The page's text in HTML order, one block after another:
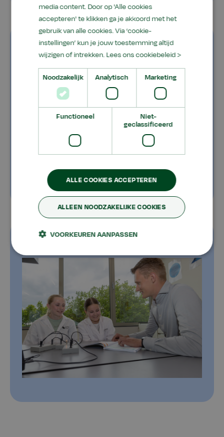
media content. Door op 'Alle cookies
accepteren' te klikken ga je akkoord met het
gebruik van alle cookies. Via ‘cookie-
instellingen’ kun je jouw toestemming altijd
wijzigen of intrekken. Lees ons cookiebeleid >
Noodzakelijk Analytisch Marketing
Functioneel
Niet-
geclassificeerd
ALLE COOKIES ACCEPTEREN
ALLEEN NOODZAKELIJKE COOKIES
VOORKEUREN AANPASSEN